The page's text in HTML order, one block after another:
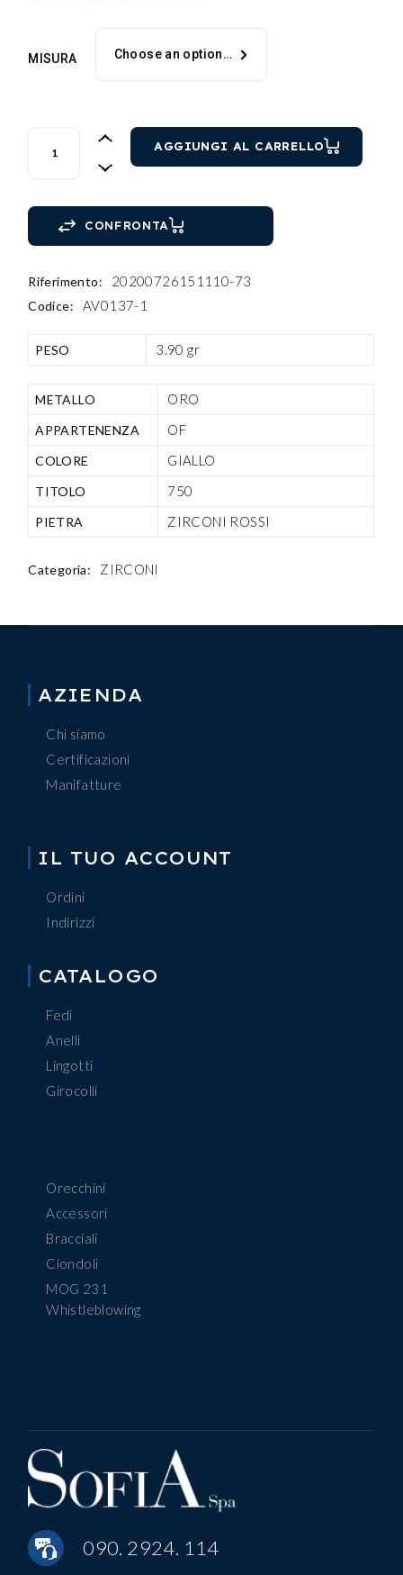
MISURA Choose an option…
ANELLO OG UOMO CON ZIRCONE COLORATO quantity
AGGIUNGI AL CARRELLO
CONFRONTA
Riferimento: 20200726151110-73
Codice: AV0137-1
PESO 3.90 gr
METALLO ORO
APPARTENENZA OF
COLORE GIALLO
TITOLO 750
PIETRA ZIRCONI ROSSI
Categoria: ZIRCONI
AZIENDA
Chi siamo
Certificazioni
Manifatture
IL TUO ACCOUNT
Ordini
Indirizzi
CATALOGO
Fedi
Anelli
Lingotti
Girocolli
Orecchini
Accessori
Bracciali
Ciondoli
MOG 231
Whistleblowing
090. 2924. 114